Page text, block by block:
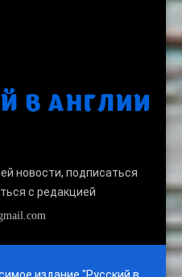
новости, подписаться
с редакцией
издание "Русский в